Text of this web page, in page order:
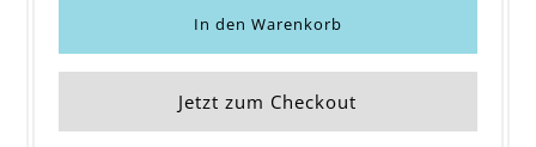
Jetzt zum Checkout